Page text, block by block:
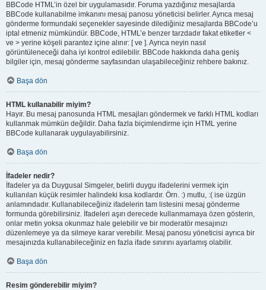
BBCode HTML’in özel bir uygulamasıdır. Foruma yazdığınız mesajlarda
BBCode kullanabilme imkanını mesaj panosu yöneticisi belirler. Ayrıca mesaj
gönderme formundaki seçenekler sayesinde dilediğiniz mesajlarda BBCode’u
iptal etmeniz mümkündür. BBCode, HTML’e benzer tarzdadır fakat etiketler <
ve > yerine köşeli parantez içine alınır: [ ve ]. Ayrıca neyin nasıl
görüntüleneceği daha iyi kontrol edilebilir. BBCode hakkında daha geniş
bilgiler için, mesaj gönderme sayfasından ulaşabileceğiniz rehbere bakınız.
Başa dön
HTML kullanabilir miyim?
Hayır. Bu mesaj panosunda HTML mesajları göndermek ve farklı HTML kodları
kullanmak mümkün değildir. Daha fazla biçimlendirme için HTML yerine
BBCode kullanarak uygulayabilirsiniz.
Başa dön
İfadeler nedir?
İfadeler ya da Duygusal Simgeler, belirli duygu ifadelerini vermek için
kullanılan küçük resimler halindeki kısa kodlardır. Örn. :) mutlu, :( ise üzgün
anlamındadır. Kullanabileceğiniz ifadelerin tam listesini mesaj gönderme
formunda görebilirsiniz. İfadeleri aşırı derecede kullanmamaya özen gösterin,
onlar metin yoksa okunmaz hale gelebilir ve bir moderatör mesajınızı
düzenlemeye ya da silmeye karar verebilir. Mesaj panosu yöneticisi ayrıca bir
mesajınızda kullanabileceğiniz en fazla ifade sınırını ayarlamış olabilir.
Başa dön
Resim gönderebilir miyim?